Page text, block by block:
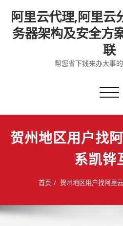
content
阿里云代理,阿里云
务器架构及安全方
联
帮您省下钱来办大事
切
导
贺州地区用户找
系凯铧
首页 贺州地区用户找阿里